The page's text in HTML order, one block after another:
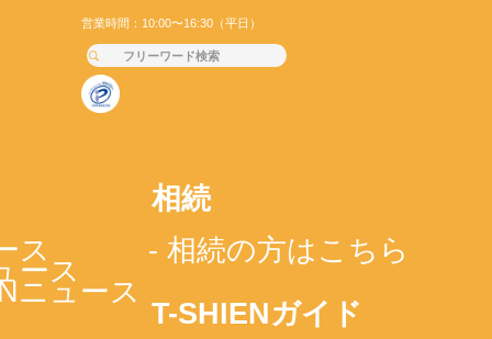
営業時間：10:00〜16:30（平日）
ス
ース
ニュース
相続
- 相続の方はこちら
T-SHIENガイド